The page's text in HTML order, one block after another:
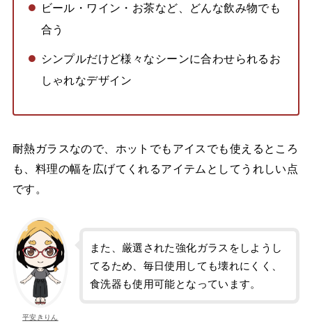
ビール・ワイン・お茶など、どんな飲み物でも
合う
シンプルだけど様々なシーンに合わせられるお
しゃれなデザイン
耐熱ガラスなので、ホットでもアイスでも使えるところ
も、料理の幅を広げてくれるアイテムとしてうれしい点
です。
平安きりん
また、厳選された強化ガラスをしようし
てるため、毎日使用しても壊れにくく、
食洗器も使用可能となっています。